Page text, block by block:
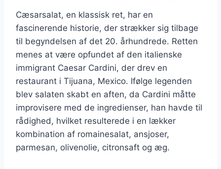
Cæsarsalat, en klassisk ret, har en
fascinerende historie, der strækker sig tilbage
til begyndelsen af det 20. århundrede. Retten
menes at være opfundet af den italienske
immigrant Caesar Cardini, der drev en
restaurant i Tijuana, Mexico. Ifølge legenden
blev salaten skabt en aften, da Cardini måtte
improvisere med de ingredienser, han havde til
rådighed, hvilket resulterede i en lækker
kombination af romainesalat, ansjoser,
parmesan, olivenolie, citronsaft og æg.